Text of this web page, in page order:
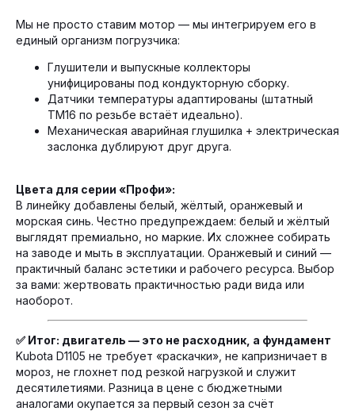
Мы не просто ставим мотор — мы интегрируем его в
единый организм погрузчика:
Глушители и выпускные коллекторы
унифицированы под кондукторную сборку.
Датчики температуры адаптированы (штатный
TM16 по резьбе встаёт идеально).
Механическая аварийная глушилка + электрическая
заслонка дублируют друг друга.
Цвета для серии «Профи»:
В линейку добавлены белый, жёлтый, оранжевый и
морская синь. Честно предупреждаем: белый и жёлтый
выглядят премиально, но маркие. Их сложнее собирать
на заводе и мыть в эксплуатации. Оранжевый и синий —
практичный баланс эстетики и рабочего ресурса. Выбор
за вами: жертвовать практичностью ради вида или
наоборот.
✅ Итог: двигатель — это не расходник, а фундамент
Kubota D1105 не требует «раскачки», не капризничает в
мороз, не глохнет под резкой нагрузкой и служит
десятилетиями. Разница в цене с бюджетными
аналогами окупается за первый сезон за счёт
Там мы регулярно выкладываем
погрузчиках и другой технике
ПЕРЕЙТИ НА RUTUBE